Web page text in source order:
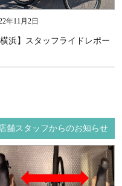
年11月2日
横浜】スタッフライドレポー
店舗スタッフからのお知らせ